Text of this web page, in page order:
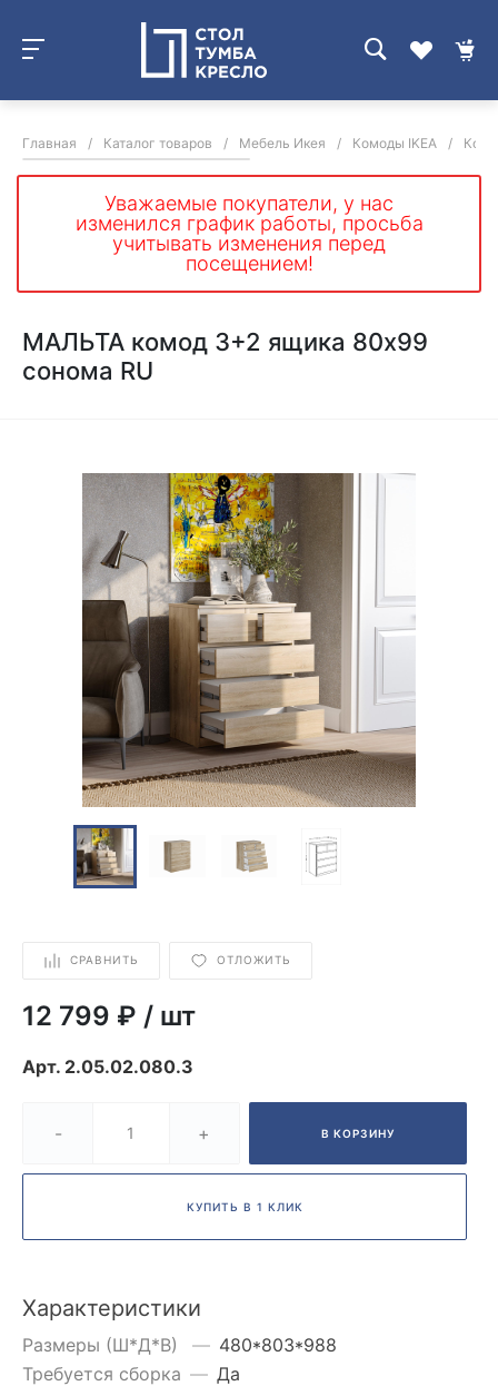
Главная / Каталог товаров / Мебель Икея / Комоды IKEA /
Уважаемые покупатели, у нас
изменился график работы, просьба
учитывать изменения перед
посещением!
МАЛЬТА комод 3+2 ящика 80х99
сонома RU
СРАВНИТЬ ОТЛОЖИТЬ
12 799 ₽ / шт
Арт. 2.05.02.080.3
- + В КОРЗИНУ
КУПИТЬ В 1 КЛИК
Характеристики
Размеры (Ш*Д*В) — 480*803*988
Требуется сборка — Да